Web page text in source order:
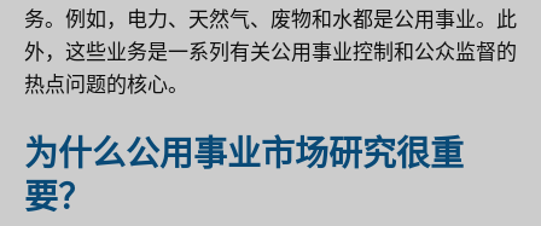
务。例如，电力、天然气、废物和水都是公用事业。此
外，这些业务是一系列有关公用事业控制和公众监督的
热点问题的核心。
为什么公用事业市场研究很重
要？